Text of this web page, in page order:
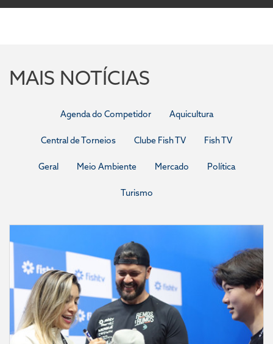
MAIS NOTÍCIAS
Agenda do Competidor Aquicultura
Central de Torneios Clube Fish TV Fish TV
Geral Meio Ambiente Mercado Política
Turismo